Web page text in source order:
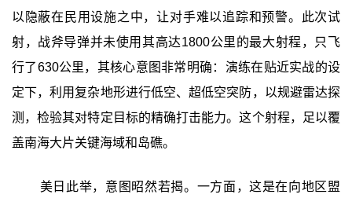
以隐蔽在民用设施之中，让对手难以追踪和预警。此次试
射，战斧导弹并未使用其高达1800公里的最大射程，只飞
行了630公里，其核心意图非常明确：演练在贴近实战的设
定下，利用复杂地形进行低空、超低空突防，以规避雷达探
测，检验其对特定目标的精确打击能力。这个射程，足以覆
盖南海大片关键海域和岛礁。
美日此举，意图昭然若揭。一方面，这是在向地区盟